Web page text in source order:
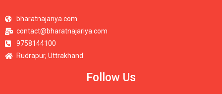
bharatnajariya.com
contact@bharatnajariya.com
9758144100
Rudrapur, Uttrakhand
Follow Us